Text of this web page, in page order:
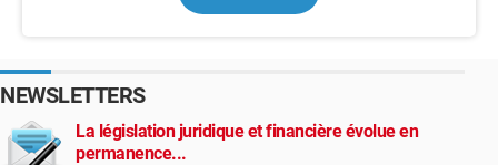
NEWSLETTERS
La législation juridique et financière évolue en
permanence...